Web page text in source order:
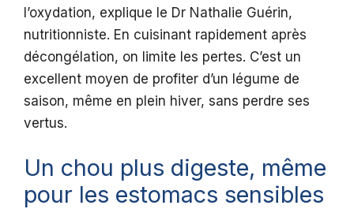
l’oxydation, explique le Dr Nathalie Guérin,
nutritionniste. En cuisinant rapidement après
décongélation, on limite les pertes. C’est un
excellent moyen de profiter d’un légume de
saison, même en plein hiver, sans perdre ses
vertus.
Un chou plus digeste, même
pour les estomacs sensibles